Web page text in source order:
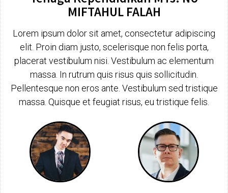
MIFTAHUL FALAH
Lorem ipsum dolor sit amet, consectetur adipiscing
elit. Proin diam justo, scelerisque non felis porta,
placerat vestibulum nisi. Vestibulum ac elementum
massa. In rutrum quis risus quis sollicitudin.
Pellentesque non eros ante. Vestibulum sed tristique
massa. Quisque et feugiat risus, eu tristique felis.